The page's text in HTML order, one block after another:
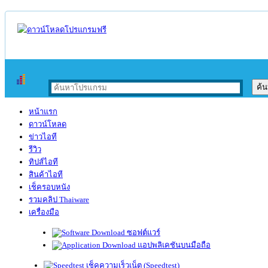
หน้าแรก
ดาวน์โหลด
ข่าวไอที
รีวิว
ทิปส์ไอที
สินค้าไอที
เช็ครอบหนัง
รวมคลิป Thaiware
เครื่องมือ
ซอฟต์แวร์
แอปพลิเคชันบนมือถือ
เช็คความเร็วเน็ต (Speedtest)